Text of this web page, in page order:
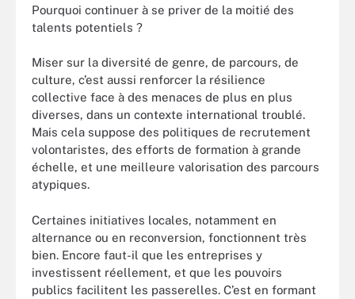
Pourquoi continuer à se priver de la moitié des
talents potentiels ?
Miser sur la diversité de genre, de parcours, de
culture, c’est aussi renforcer la résilience
collective face à des menaces de plus en plus
diverses, dans un contexte international troublé.
Mais cela suppose des politiques de recrutement
volontaristes, des efforts de formation à grande
échelle, et une meilleure valorisation des parcours
atypiques.
Certaines initiatives locales, notamment en
alternance ou en reconversion, fonctionnent très
bien. Encore faut-il que les entreprises y
investissent réellement, et que les pouvoirs
publics facilitent les passerelles. C’est en formant